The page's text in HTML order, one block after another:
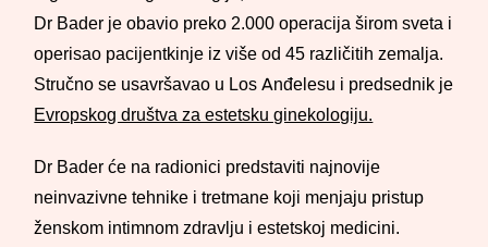
Dr Bader je obavio preko 2.000 operacija širom sveta i
operisao pacijentkinje iz više od 45 različitih zemalja.
Stručno se usavršavao u Los Anđelesu i predsednik je
Evropskog društva za estetsku ginekologiju.
Dr Bader će na radionici predstaviti najnovije
neinvazivne tehnike i tretmane koji menjaju pristup
ženskom intimnom zdravlju i estetskoj medicini.